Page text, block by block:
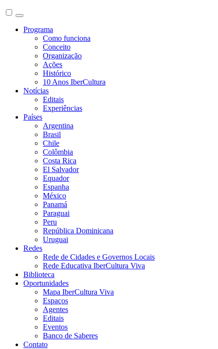
Programa
Como funciona
Conceito
Organização
Ações
Histórico
10 Anos IberCultura
Notícias
Editais
Experiências
Países
Argentina
Brasil
Chile
Colômbia
Costa Rica
El Salvador
Equador
Espanha
México
Panamá
Paraguai
Peru
República Dominicana
Uruguai
Redes
Rede de Cidades e Governos Locais
Rede Educativa IberCultura Viva
Biblioteca
Oportunidades
Mapa IberCultura Viva
Espaços
Agentes
Editais
Eventos
Banco de Saberes
Contato